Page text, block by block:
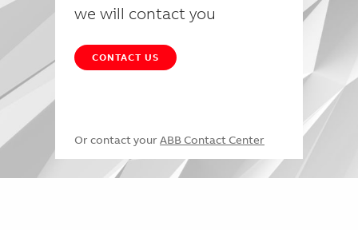
we will contact you
CONTACT US
Or contact your ABB Contact Center